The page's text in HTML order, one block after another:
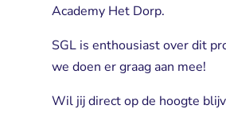
Academy Het Dorp.
SGL is enthousiast over dit
we doen er graag aan mee!
Wil jij direct op de hoogte